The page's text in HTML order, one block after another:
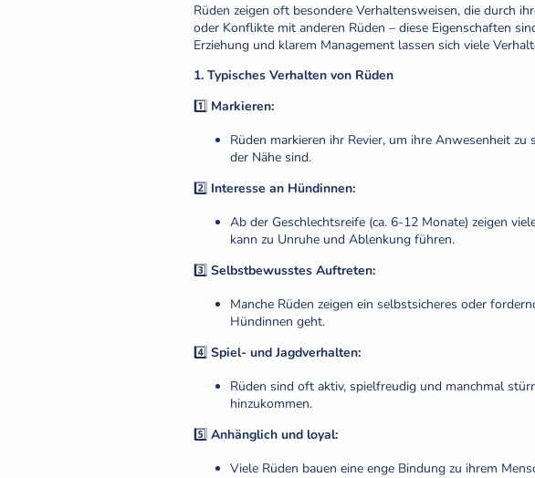
Rüden zeigen oft besondere Verhaltensweisen, die durch
oder Konflikte mit anderen Rüden – diese Eigenschaften
Erziehung und klarem Management lassen sich viele
1. Typisches Verhalten von Rüden
1️⃣ Markieren:
Rüden markieren ihr Revier, um ihre Anwesenheit
der Nähe sind.
2️⃣ Interesse an Hündinnen:
Ab der Geschlechtsreife (ca. 6-12 Monate) zeigen
kann zu Unruhe und Ablenkung führen.
3️⃣ Selbstbewusstes Auftreten:
Manche Rüden zeigen ein selbstsicheres oder
Hündinnen geht.
4️⃣ Spiel- und Jagdverhalten:
Rüden sind oft aktiv, spielfreudig und manchmal
hinzukommen.
5️⃣ Anhänglich und loyal:
Viele Rüden bauen eine enge Bindung zu ihrem